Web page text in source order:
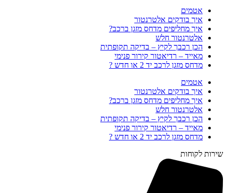
אטמים
איך בודקים אלטרנטור
איך מחליפים מדחס מזגן ברכב?
אלטרנטור חלש
הכן רכבך לקיץ – בדיקה תקופתית
מאייד – רדיאטור קירור פנימי
מדחס מזגן לרכב יד 2 או חדש ?
אטמים
איך בודקים אלטרנטור
איך מחליפים מדחס מזגן ברכב?
אלטרנטור חלש
הכן רכבך לקיץ – בדיקה תקופתית
מאייד – רדיאטור קירור פנימי
מדחס מזגן לרכב יד 2 או חדש ?
שירות לקוחות